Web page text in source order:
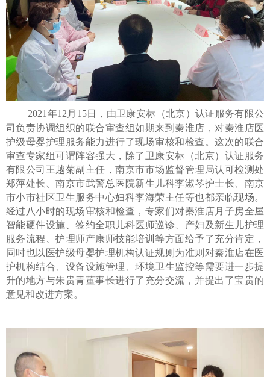
2021年12月15日，由卫康安标（北京）认证服务有限公
司负责协调组织的联合审查组如期来到秦淮店，对秦淮店医
护级母婴护理服务能力进行了现场审核和检查。这次的联合
审查专家组可谓阵容强大，除了卫康安标（北京）认证服务
有限公司王越菊副主任 ，南京市市场监督管理局认可检测处
郑萍处长、南京市武警总医院新生儿科李淑琴护士长、南京
市小市社区卫生服务中心妇科李海荣主任等也都亲临现场。
经过八小时的现场审核和检查，专家们对秦淮店月子房全屋
智能硬件设施、签约全职儿科医师巡诊、产妇及新生儿护理
服务流程、护理师产康师技能培训等方面给予了充分肯定，
同时也以医护级母婴护理机构认证规则为准则 对秦淮店在医
护机构结合、设备设施管理、环境卫生监控等需要进一步提
升的地方与朱贵青董事长进行了充分交流，并提出了宝贵的
意见和改进方案。